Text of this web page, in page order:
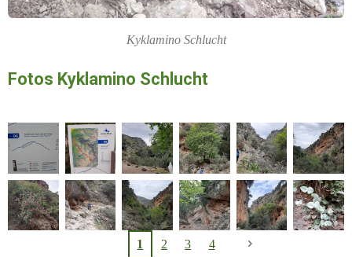
Kyklamino Schlucht
Fotos Kyklamino Schlucht
1 2 3 4